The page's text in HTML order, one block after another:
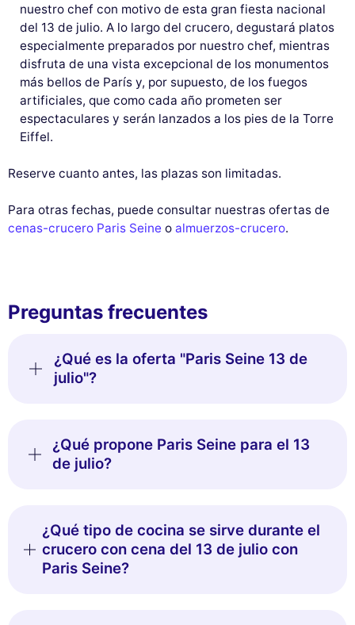
nuestro chef con motivo de esta gran fiesta nacional
del 13 de julio. A lo largo del crucero, degustará platos
especialmente preparados por nuestro chef, mientras
disfruta de una vista excepcional de los monumentos
más bellos de París y, por supuesto, de los fuegos
artificiales, que como cada año prometen ser
espectaculares y serán lanzados a los pies de la Torre
Eiffel.
Reserve cuanto antes, las plazas son limitadas.
Para otras fechas, puede consultar nuestras ofertas de
cenas-crucero Paris Seine o almuerzos-crucero.
Preguntas frecuentes
¿Qué es la oferta "Paris Seine 13 de
julio"?
¿Qué propone Paris Seine para el 13
de julio?
¿Qué tipo de cocina se sirve durante el
crucero con cena del 13 de julio con
Paris Seine?